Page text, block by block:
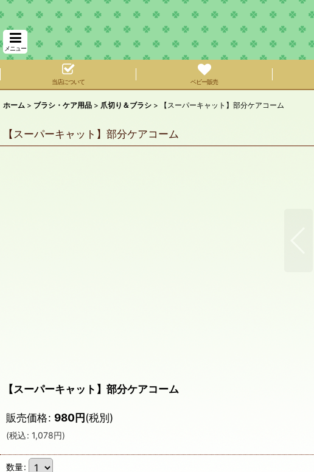
メニュー
当店について ベビー販売
ホーム > ブラシ・ケア用品 > 爪切り＆ブラシ > 【スーパーキャット】部分ケアコーム
【スーパーキャット】部分ケアコーム
【スーパーキャット】部分ケアコーム
販売価格: 980円(税別)
(税込: 1,078円)
数量: